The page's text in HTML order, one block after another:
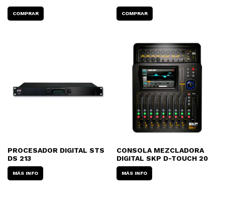
PROCESADOR DIGITAL STS
DS 213
MÁS INFO
CONSOLA MEZCLADORA
DIGITAL SKP D-TOUCH 20
MÁS INFO